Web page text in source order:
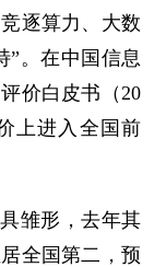
逐算力、大数
”。在中国信息
价白皮书（20
上进入全国前
雏形，去年其
全国第二，预